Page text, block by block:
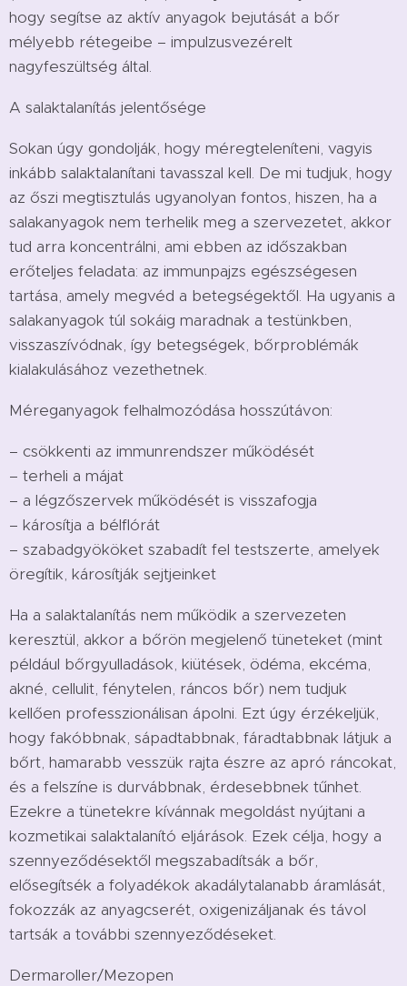
hogy segítse az aktív anyagok bejutását a bőr
mélyebb rétegeibe – impulzusvezérelt
nagyfeszültség által.
A salaktalanítás jelentősége
Sokan úgy gondolják, hogy méregteleníteni, vagyis
inkább salaktalanítani tavasszal kell. De mi tudjuk, hogy
az őszi megtisztulás ugyanolyan fontos, hiszen, ha a
salakanyagok nem terhelik meg a szervezetet, akkor
tud arra koncentrálni, ami ebben az időszakban
erőteljes feladata: az immunpajzs egészségesen
tartása, amely megvéd a betegségektől. Ha ugyanis a
salakanyagok túl sokáig maradnak a testünkben,
visszaszívódnak, így betegségek, bőrproblémák
kialakulásához vezethetnek.
Méreganyagok felhalmozódása hosszútávon:
– csökkenti az immunrendszer működését
– terheli a májat
– a légzőszervek működését is visszafogja
– károsítja a bélflórát
– szabadgyököket szabadít fel testszerte, amelyek
öregítik, károsítják sejtjeinket
Ha a salaktalanítás nem működik a szervezeten
keresztül, akkor a bőrön megjelenő tüneteket (mint
például bőrgyulladások, kiütések, ödéma, ekcéma,
akné, cellulit, fénytelen, ráncos bőr) nem tudjuk
kellően professzionálisan ápolni. Ezt úgy érzékeljük,
hogy fakóbbnak, sápadtabbnak, fáradtabbnak látjuk a
bőrt, hamarabb vesszük rajta észre az apró ráncokat,
és a felszíne is durvábbnak, érdesebbnek tűnhet.
Ezekre a tünetekre kívánnak megoldást nyújtani a
kozmetikai salaktalanító eljárások. Ezek célja, hogy a
szennyeződésektől megszabadítsák a bőr,
elősegítsék a folyadékok akadálytalanabb áramlását,
fokozzák az anyagcserét, oxigenizáljanak és távol
tartsák a további szennyeződéseket.
Dermaroller/Mezopen